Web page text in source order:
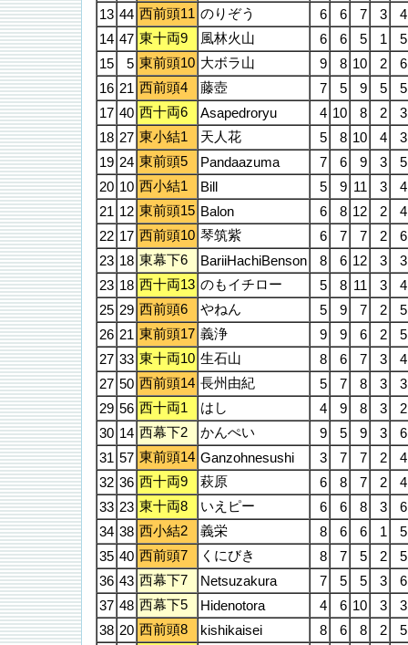
13 44 西前頭11 のりぞう 6 6 7 3
4
14 47 東十両9 風林火山 6 6 5 1
5
15
5 東前頭10 大ボラ山 9 8 10 2
6
16 21 西前頭4 藤壺 7 5 9 5
5
17 40 西十両6 Asapedroryu 4 10 8 2
3
18 27 東小結1 天人花 5 8 10 4
3
19 24 東前頭5 Pandaazuma 7 6 9 3
5
20 10 西小結1 Bill 5 9 11 3
4
21 12 東前頭15 Balon 6 8 12 2
4
22 17 西前頭10 琴筑紫 6 7 7 2
6
23 18 東幕下6 BariiHachiBenson 8 6 12 3
3
23 18 西十両13 のもイチロー 5 8 11 3
4
25 29 西前頭6 やねん 5 9 7 2
5
26 21 東前頭17 義浄 9 9 6 2
5
27 33 東十両10 生石山 8 6 7 3
4
27 50 西前頭14 長州由紀 5 7 8 3
3
29 56 西十両1 はし 4 9 8 3
2
30 14 西幕下2 かんぺい 9 5 9 3
6
31 57 東前頭14 Ganzohnesushi 3 7 7 2
4
32 36 西十両9 萩原 6 8 7 2
4
33 23 東十両8 いえピー 6 6 8 3
6
34 38 西小結2 義栄 8 6 6 1
5
35 40 西前頭7 くにびき 8 7 5 2
5
36 43 西幕下7 Netsuzakura 7 5 5 3
6
37 48 西幕下5 Hidenotora 4 6 10 3
3
38 20 西前頭8 kishikaisei 8 6 8 2
5